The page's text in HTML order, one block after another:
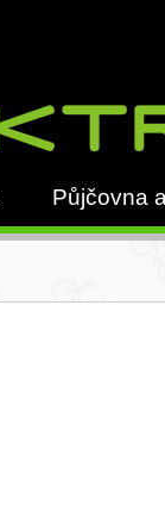
Půjčovna